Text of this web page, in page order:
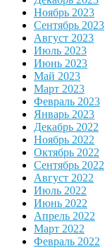
Ноябрь 2023
Сентябрь 2023
Август 2023
Июль 2023
Июнь 2023
Май 2023
Март 2023
Февраль 2023
Январь 2023
Декабрь 2022
Ноябрь 2022
Октябрь 2022
Сентябрь 2022
Август 2022
Июль 2022
Июнь 2022
Апрель 2022
Март 2022
Февраль 2022